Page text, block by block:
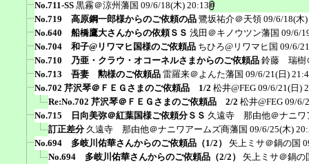
No.711-SS 黒霧＠涼州藩国 09/6/18(木) 20:13
No.719 高原鋼一郎様からのご依頼の品 鷺坂祐介＠天領 09/6/18(木
No.640 船橋鷹大さんからの依頼ＳＳ 浅田＠キノウツン藩国 09/6/
No.704 和子@リワマヒ国様のご依頼品 ちひろ@リワマヒ国 09/6/
No.710 乃亜・クラウ・オコーネルさまからのご依頼品 鈴藤 瑞樹
No.713 吾妻 勲様のご依頼品 雷羅来＠よんた藩国 09/6/21(日)
No.702 芹沢琴＠ＦＥＧさまのご依頼品 1/2 松井@FEG 09/6/21(日)
Re:No.702 芹沢琴＠ＦＥＧさまのご依頼品 2/2 松井@FEG 09/6/
No.715 日向美弥＠紅葉国様ご依頼分ＳＳ 久遠寺 那由他＠ナニワ
訂正差分 久遠寺 那由他＠ナニワアームズ商藩国 09/6/25(木)
No.694 多岐川佑華さんからのご依頼品（1/2）
矢上ミサ＠鍋の国
No.694 多岐川佑華さんからのご依頼品（2/2）
矢上ミサ＠鍋の